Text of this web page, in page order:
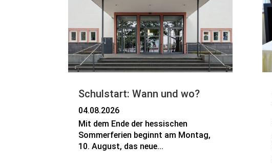
Schulstart: Wann und wo?
04.08.2026
Mit dem Ende der hessischen
Sommerferien beginnt am Montag,
10. August, das neue...